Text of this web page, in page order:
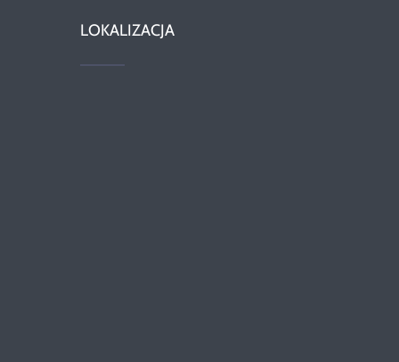
LOKALIZACJA